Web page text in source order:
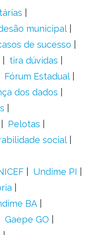
municipal
de sucesso
tira dúvidas
Fórum Estadual
dos dados
Pelotas
social
Undime PI
BA
Gaepe GO